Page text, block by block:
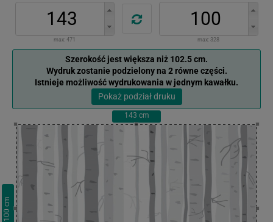
max: 471 max: 328
Szerokość jest większa niż 102.5 cm.
Wydruk zostanie podzielony na 2 równe części.
Istnieje możliwość wydrukowania w jednym kawałku.
Pokaż podział druku
143 cm
100
cm